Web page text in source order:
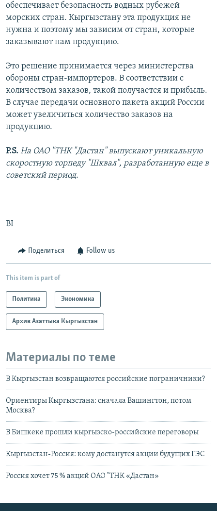
обеспечивает безопасность водных рубежей
морских стран. Кыргызстану эта продукция не
нужна и поэтому мы зависим от стран, которые
заказывают нам продукцию.
Это решение принимается через министерства
обороны стран-импортеров. В соответствии с
количеством заказов, такой получается и прибыль.
В случае передачи основного пакета акций России
может увеличиться количество заказов на
продукцию.
Р.S. На ОАО "ТНК "Дастан" выпускают уникальную
скоростную торпеду "Шквал", разработанную еще в
советский период.
BI
Поделиться Follow us
This item is part of
Политика Экономика
Архив Азаттыка Кыргызстан
Материалы по теме
В Кыргызстан возвращаются российские пограничники?
Ориентиры Кыргызстана: сначала Вашингтон, потом
Москва?
В Бишкеке прошли кыргызско-российские переговоры
Кыргызстан-Россия: кому достанутся акции будущих ГЭС
Россия хочет 75 % акций OАО "ТНК «Дастан»